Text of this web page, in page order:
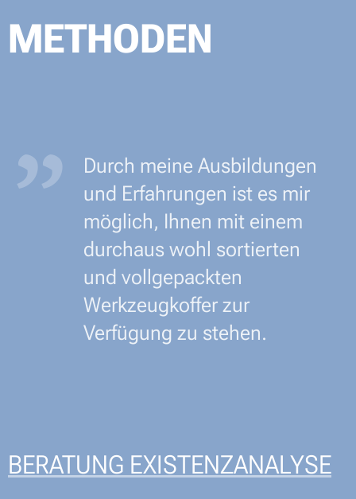
METHODEN
Durch meine Ausbildungen
und Erfahrungen ist es mir
möglich, Ihnen mit einem
durchaus wohl sortierten
und vollgepackten
Werkzeugkoffer zur
Verfügung zu stehen.
BERATUNG EXISTENZANALYSE